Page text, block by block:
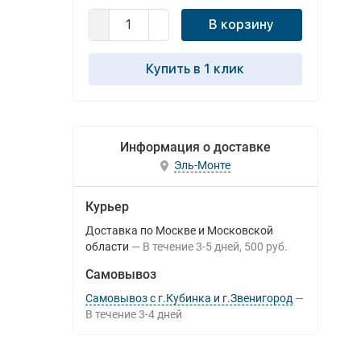
В корзину
Купить в 1 клик
Информация о доставке
Эль-Монте
Курьер
Доставка по Москве и Московской
области
В течение 3-5 дней 500 руб.
Самовывоз
Самовывоз с г.Кубинка и г.Звенигород
В течение 3-4 дней